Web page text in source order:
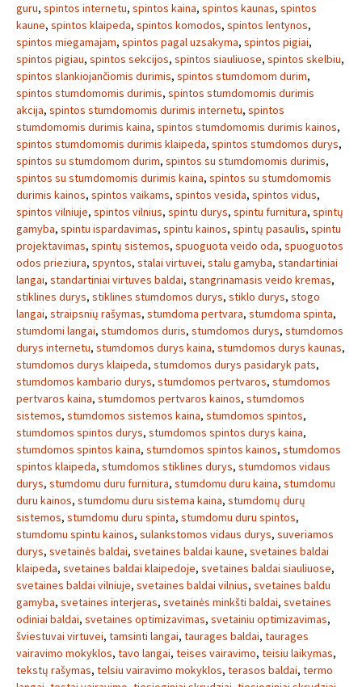
guru, spintos internetu, spintos kaina, spintos kaunas, spintos
kaune, spintos klaipeda, spintos komodos, spintos lentynos,
spintos miegamajam, spintos pagal uzsakyma, spintos pigiai,
spintos pigiau, spintos sekcijos, spintos siauliuose, spintos skelbiu,
spintos slankiojančiomis durimis, spintos stumdomom durim,
spintos stumdomomis durimis, spintos stumdomomis durimis
akcija, spintos stumdomomis durimis internetu, spintos
stumdomomis durimis kaina, spintos stumdomomis durimis kainos,
spintos stumdomomis durimis klaipeda, spintos stumdomos durys,
spintos su stumdomom durim, spintos su stumdomomis durimis,
spintos su stumdomomis durimis kaina, spintos su stumdomomis
durimis kainos, spintos vaikams, spintos vesida, spintos vidus,
spintos vilniuje, spintos vilnius, spintu durys, spintu furnitura, spintų
gamyba, spintu ispardavimas, spintu kainos, spintų pasaulis, spintu
projektavimas, spintų sistemos, spuoguota veido oda, spuoguotos
odos prieziura, spyntos, stalai virtuvei, stalu gamyba, standartiniai
langai, standartiniai virtuves baldai, stangrinamasis veido kremas,
stiklines durys, stiklines stumdomos durys, stiklo durys, stogo
langai, straipsnių rašymas, stumdoma pertvara, stumdoma spinta,
stumdomi langai, stumdomos duris, stumdomos durys, stumdomos
durys internetu, stumdomos durys kaina, stumdomos durys kaunas,
stumdomos durys klaipeda, stumdomos durys pasidaryk pats,
stumdomos kambario durys, stumdomos pertvaros, stumdomos
pertvaros kaina, stumdomos pertvaros kainos, stumdomos
sistemos, stumdomos sistemos kaina, stumdomos spintos,
stumdomos spintos durys, stumdomos spintos durys kaina,
stumdomos spintos kaina, stumdomos spintos kainos, stumdomos
spintos klaipeda, stumdomos stiklines durys, stumdomos vidaus
durys, stumdomu duru furnitura, stumdomu duru kaina, stumdomu
duru kainos, stumdomu duru sistema kaina, stumdomų durų
sistemos, stumdomu duru spinta, stumdomu duru spintos,
stumdomu spintu kainos, sulankstomos vidaus durys, suveriamos
durys, svetainės baldai, svetaines baldai kaune, svetaines baldai
klaipeda, svetaines baldai klaipedoje, svetaines baldai siauliuose,
svetaines baldai vilniuje, svetaines baldai vilnius, svetaines baldu
gamyba, svetaines interjeras, svetainės minkšti baldai, svetaines
odiniai baldai, svetaines optimizavimas, svetainiu optimizavimas,
šviestuvai virtuvei, tamsinti langai, taurages baldai, taurages
vairavimo mokyklos, tavo langai, teises vairavimo, teisiu laikymas,
tekstų rašymas, telsiu vairavimo mokyklos, terasos baldai, termo